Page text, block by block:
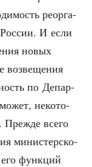
реор­га­
И если
новых
воз­ве­ще­ния
по Депар­
неко­то­
все­го
мини­стер­ско­
функ­ций